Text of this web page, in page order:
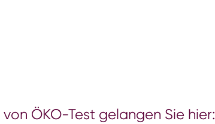
ÖKO-Test gelangen Sie hier: